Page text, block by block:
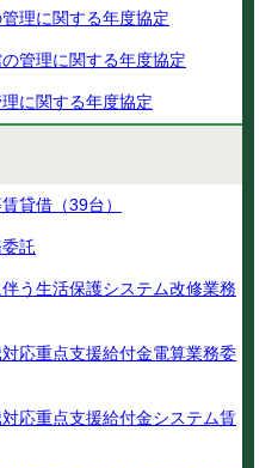
理に関する年度協定
管理に関する年度協定
に関する年度協定
貸借（39台）
託
う生活保護システム改修業務
応重点支援給付金電算業務委
応重点支援給付金システム賃